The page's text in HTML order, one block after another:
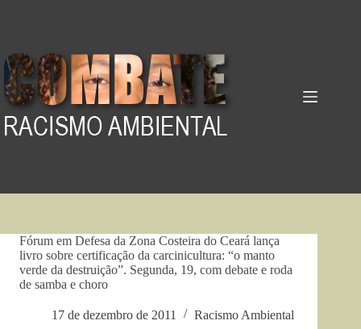
Fórum em Defesa da Zona Costeira do Ceará lança
livro sobre certificação da carcinicultura: “o manto
verde da destruição”. Segunda, 19, com debate e roda
de samba e choro
17 de dezembro de 2011 Racismo Ambiental